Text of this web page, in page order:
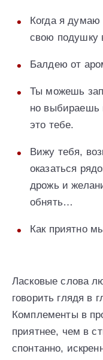
Когда я думаю
свою подушку
Балдею от
Ты можешь
но выбираешь
это тебе.
Вижу тебя,
оказаться
дрожь и
обнять…
Как приятно
Ласковые слова
говорить глядя в
Комплементы в
приятнее, чем в
спонтанно,